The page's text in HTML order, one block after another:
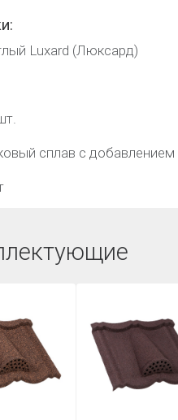
Luxard (Люксард)
сплав с добавлением